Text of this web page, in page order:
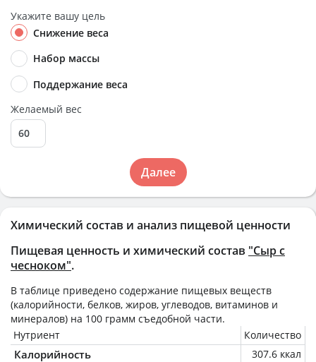
Химический состав и анализ пищевой ценности
Пищевая ценность и химический состав "Сыр с
чесноком".
В таблице приведено содержание пищевых веществ
(калорийности, белков, жиров, углеводов, витаминов и
минералов) на 100 грамм съедобной части.
Нутриент
Количество
Калорийность 307.6 ккал
Укажите вашу цель
Снижение веса
Набор массы
Поддержание веса
Желаемый вес
Далее